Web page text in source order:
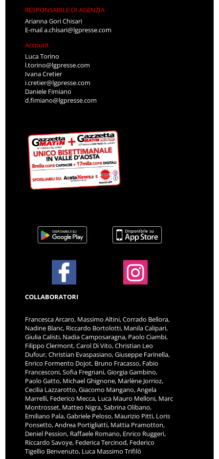
RESPONSABILE DI AGENZIA
Arianna Gori Chisari
E-maila.chisari@lgpresse.com
Account
Luca Torino
l.torino@lgpresse.com
Ivana Cretier
i.cretier@lgpresse.com
Daniele Fimiano
d.fimiano@lgpresse.com
COLLABORATORI
Francesca Arcaro, Massimo Altini, Corrado Bellora,
Nadine Blanc, Riccardo Bortolotti, Manila Calipari,
Giulia Calisti, Nadia Camposaragna, Paolo Ciambi,
Filippo Clermont, Carol Di Vito, Christian Leo
Dufour, Christian Evaspasiano, Giuseppe Farinella,
Enrico Formento Dojot, Bruno Fracasso, Fabio
Francesconi, Sofia Fregnani, Giorgia Gambino,
Paolo Gatto, Michael Ghignone, Marlène Jorrioz,
Cecilia Lazzarotto, Giacomo Mangano, Angela
Marrelli, Federico Mecca, Luca Mauro Melloni, Marc
Montrosset, Matteo Nigra, Sabrina Olibano,
Emiliano Pala, Gabriele Peloso, Maurizio Pitti, Loris
Ponsetto, Andrea Portigliatti, Mattia Pramotton,
Deniel Pession, Raffaele Romano, Enrico Ruggeri,
Riccardo Savoye, Federica Tercinod, Federico
Tigellio Benvenuto, Luca Massimo Trifilò